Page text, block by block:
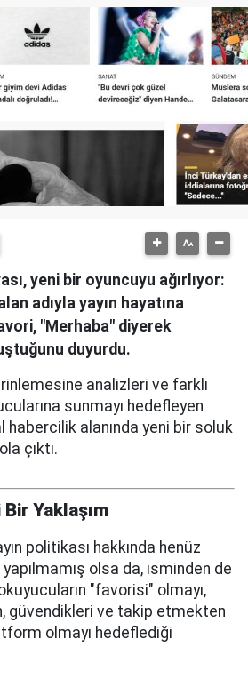
yeni bir oyuncuyu ağırlıyor:
adıyla yayın hayatına
"Merhaba" diyerek
duyurdu.
analizleri ve farklı
sunmayı hedefleyen
habercilik alanında yeni bir soluk
çıktı.
Yaklaşım
politikası hakkında henüz
olsa da, isminden de
"favorisi" olmayı,
güvendikleri ve takip etmekten
olmayı hedeflediği